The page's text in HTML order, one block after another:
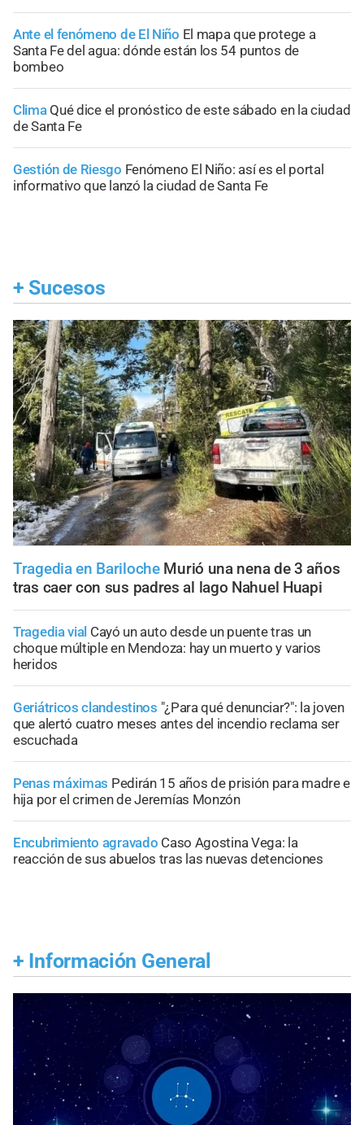
Ante el fenómeno de El Niño El mapa que protege a
Santa Fe del agua: dónde están los 54 puntos de
bombeo
Clima Qué dice el pronóstico de este sábado en la ciudad
de Santa Fe
Gestión de Riesgo Fenómeno El Niño: así es el portal
informativo que lanzó la ciudad de Santa Fe
+ Sucesos
Tragedia en Bariloche Murió una nena de 3 años
tras caer con sus padres al lago Nahuel Huapi
Tragedia vial Cayó un auto desde un puente tras un
choque múltiple en Mendoza: hay un muerto y varios
heridos
Geriátricos clandestinos "¿Para qué denunciar?": la joven
que alertó cuatro meses antes del incendio reclama ser
escuchada
Penas máximas Pedirán 15 años de prisión para madre e
hija por el crimen de Jeremías Monzón
Encubrimiento agravado Caso Agostina Vega: la
reacción de sus abuelos tras las nuevas detenciones
+ Información General